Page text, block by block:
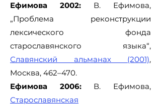
Ефимова 2002: В. Ефимова,
„Проблема реконструкции
лексического фонда
старославянского языка“,
Славянский альманах (2001),
Москва, 462–470.
Ефимова 2006: В. Ефимова,
Старославянская